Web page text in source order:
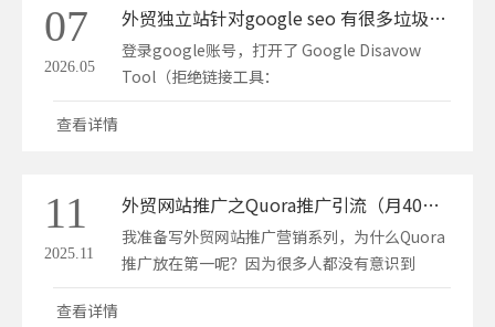
体资源…
07
2026.05
外贸独立站针对google seo 有很多垃圾外链或被人外链攻击怎么办
登录google账号，打开了 Google Disavow
Tool（拒绝链接工具：
https://search.google.com/search-
需要按照以下步骤制作并上传拒绝文件：🛠️ 第一
步…
查看详情
11
2025.11
外贸网站推广之Quora推广引流（月40+优质询盘）
我准备写外贸网站推广营销系列，为什么Quora
推广放在第一呢？因为很多人都没有意识到
Quora推广引流有多好，下面我们具体聊一聊。
查看详情